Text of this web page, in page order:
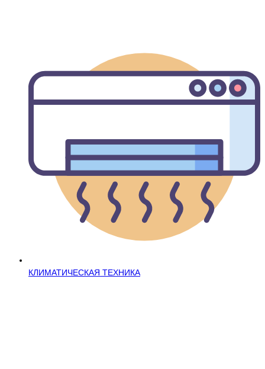
КЛИМАТИЧЕСКАЯ ТЕХНИКА